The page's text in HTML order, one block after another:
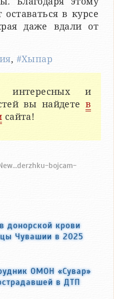
в курсе
даже вдали от
, #Хыпар
интересных и
вы найдете в
сайта!
bojcam-
донорской крови
Чувашии в 2025
ОМОН «Сувар»
в ДТП